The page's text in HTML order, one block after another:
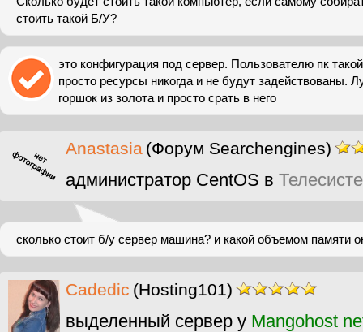
стоить такой Б/У?
это конфигурация под сервер. Пользователю пк
просто ресурсы никогда и не будут задействованы.
горшок из золота и просто срать в него
Anastasia (Форум Searchengines)
администратор CentOS в
сколько стоит б/у сервер машина? и какой объемом памяти
Cadedic (Hosting101)
выделенный сервер у Mangohost